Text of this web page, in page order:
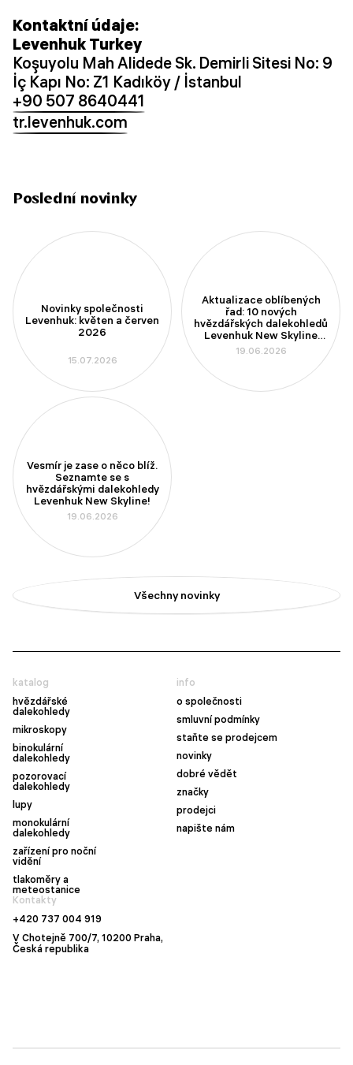
Kontaktní údaje:
Levenhuk Turkey
Koşuyolu Mah Alidede Sk. Demirli Sitesi No: 9
İç Kapı No: Z1 Kadıköy / İstanbul
+90 507 8640441
tr.levenhuk.com
Poslední novinky
Novinky společnosti
Levenhuk: květen a červen
2026
15.07.2026
Aktualizace oblíbených
řad: 10 nových
hvězdářských dalekohledů
Levenhuk New Skyline
PLUS a New Skyline PRO
19.06.2026
Vesmír je zase o něco blíž.
Seznamte se s
hvězdářskými dalekohledy
Levenhuk New Skyline!
19.06.2026
Všechny novinky
katalog
hvězdářské
dalekohledy
mikroskopy
binokulární
dalekohledy
pozorovací
dalekohledy
lupy
monokulární
dalekohledy
zařízení pro noční
vidění
tlakoměry a
meteostanice
info
o společnosti
smluvní podmínky
staňte se prodejcem
novinky
dobré vědět
značky
prodejci
napište nám
Kontakty
+420 737 004 919
V Chotejně 700/7, 10200 Praha,
Česká republika